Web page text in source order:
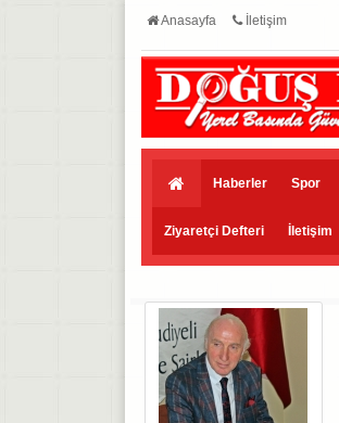
Anasayfa İletişim
Haberler Spor
Ziyaretçi Defteri İletişim